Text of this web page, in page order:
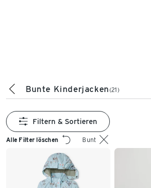
Bunte Kinderjacken(21)
Alle Filter löschen Bunt
Filtern & Sortieren